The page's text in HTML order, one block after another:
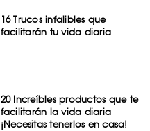
16 Trucos infalibles que
facilitarán tu vida diaria
20 Increíbles productos que te
facilitarán la vida diaria
¡Necesitas tenerlos en casa!